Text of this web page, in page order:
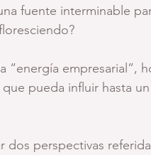
fuente interminable
“energía empresarial”,
pueda influir hasta
dos perspectivas